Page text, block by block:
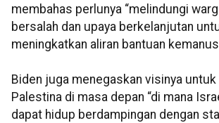
membahas perlunya “melindungi
bersalah dan upaya berkelanjutan
meningkatkan aliran bantuan
Biden juga menegaskan visinya untuk
Palestina di masa depan “di mana
dapat hidup berdampingan dengan